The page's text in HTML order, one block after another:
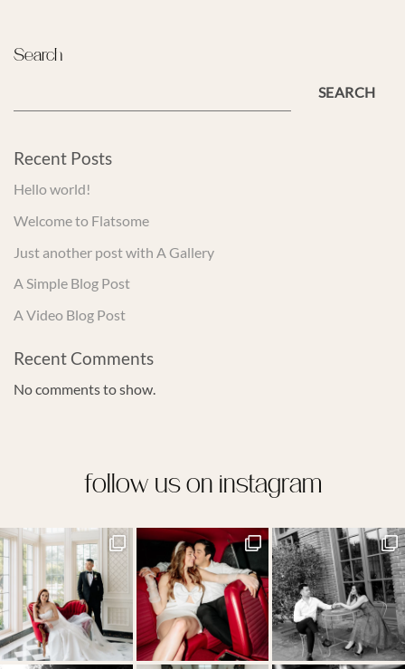
Search
SEARCH
Recent Posts
Hello world!
Welcome to Flatsome
Just another post with A Gallery
A Simple Blog Post
A Video Blog Post
Recent Comments
No comments to show.
follow us on instagram